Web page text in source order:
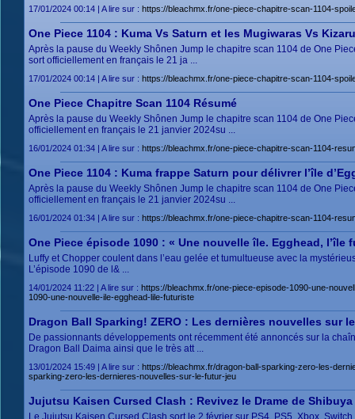
17/01/2024 00:14 | A lire sur : https://bleachmx.fr/one-piece-chapitre-scan-1104-
One Piece 1104 : Kuma Vs Saturn et les Mugiwaras Vs Kizaru
Après la pause du Weekly Shônen Jump le chapitre scan 1104 de One
sort officiellement en français le 21 ja ...
17/01/2024 00:14 | A lire sur : https://bleachmx.fr/one-piece-chapitre-scan-1104-
One Piece Chapitre Scan 1104 Résumé
Après la pause du Weekly Shônen Jump le chapitre scan 1104 de One
officiellement en français le 21 janvier 2024su ...
16/01/2024 01:34 | A lire sur : https://bleachmx.fr/one-piece-chapitre-scan-1104-
One Piece 1104 : Kuma frappe Saturn pour délivrer l’île
Après la pause du Weekly Shônen Jump le chapitre scan 1104 de One
officiellement en français le 21 janvier 2024su ...
16/01/2024 01:34 | A lire sur : https://bleachmx.fr/one-piece-chapitre-scan-1104-
One Piece épisode 1090 : « Une nouvelle île. Egghead, l’île
Luffy et Chopper coulent dans l’eau gelée et tumultueuse avec la
L’épisode 1090 de l& ...
14/01/2024 11:22 | A lire sur : https://bleachmx.fr/one-piece-episode-1090-une-
1090-une-nouvelle-ile-egghead-lile-futuriste
Dragon Ball Sparking! ZERO : Les dernières nouvelles sur
De passionnants développements ont récemment été annoncés sur la
Dragon Ball Daima ainsi que le très att ...
13/01/2024 15:49 | A lire sur : https://bleachmx.fr/dragon-ball-sparking-zero-les-
sparking-zero-les-dernieres-nouvelles-sur-le-futur-jeu
Jujutsu Kaisen Cursed Clash : Revivez le Drame de
Le Jujutsu Kaisen Cursed Clash sort le 2 février sur PS4, PS5, Xbox,